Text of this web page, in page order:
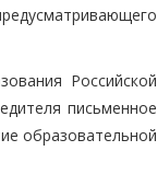
Российской
письменное
образовательной